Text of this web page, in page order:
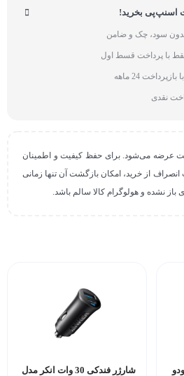
اسنپ‌پی بخرید!
با پرداخت قسط اول
عرضه می‌شود. برای حفظ کیفیت و اطمینان
انصراف از خرید، امکان بازگشت آن تنها زمانی
باز نشده و هولوگرام کالا سالم باشد.
دودو
شارژر فندکی 30 وات انکر مدل